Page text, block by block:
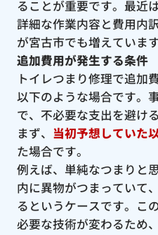
ることが重要です。最近
詳細な作業内容と費用内
が宮古市でも増えています
追加費用が発生する条件
トイレつまり修理で追加
以下のような場合です。
で、不必要な支出を避け
まず、 当初予想していた
た場合です。
例えば、単純なつまりと
内に異物がつまっていて
るというケースです。こ
必要な技術が変わるため